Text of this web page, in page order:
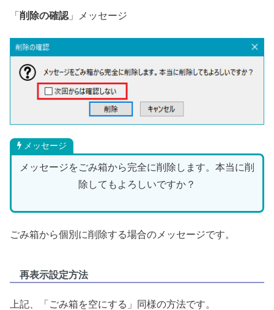
「 削除の確認 」メッセージ
メッセージ
メッセージをごみ箱から完全に削除します。本当に削
除してもよろしいですか？
ごみ箱から個別に削除する場合のメッセージです。
再表示設定方法
上記、「ごみ箱を空にする」同様の方法です。